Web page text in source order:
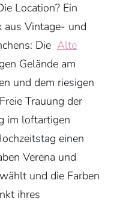
Location? Ein
aus Vintage- und
Die Alte
Gelände am
und dem riesigen
Trauung der
im loftartigen
einen
Verena und
und die Farben
ihres